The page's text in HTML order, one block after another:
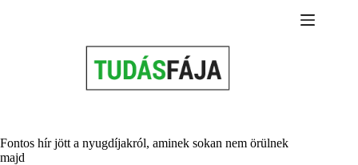
Fontos hír jött a nyugdíjakról, aminek sokan nem örülnek
majd